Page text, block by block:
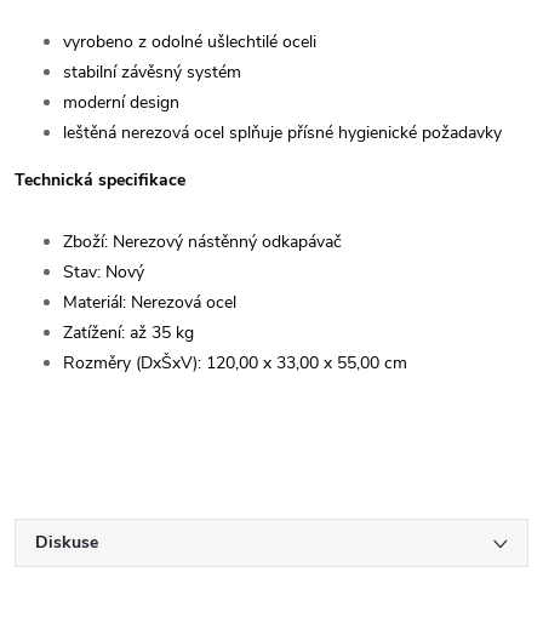
vyrobeno z odolné ušlechtilé oceli
stabilní závěsný systém
moderní design
leštěná nerezová ocel splňuje přísné hygienické požadavky
Technická specifikace
Zboží: Nerezový nástěnný odkapávač
Stav: Nový
Materiál: Nerezová ocel
Zatížení: až 35 kg
Rozměry (DxŠxV): 120,00 x 33,00 x 55,00 cm
Diskuse